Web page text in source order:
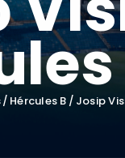
Hércules B Josip